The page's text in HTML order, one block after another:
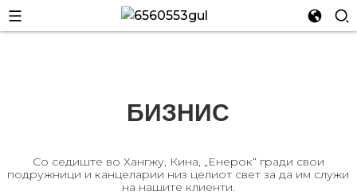
БИЗНИС
Со седиште во Хангжу, Кина, „Енерок“ гради свои
подружници и канцеларии низ целиот свет за да им служи
на нашите клиенти.